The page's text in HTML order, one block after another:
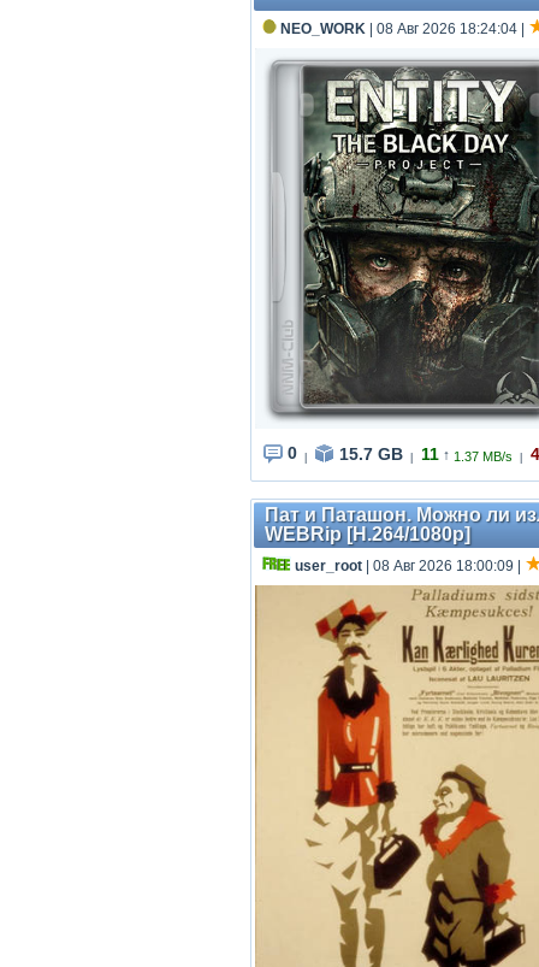
NEO_WORK | 08 Авг 2026 18:24:04
0 15.7 GB 11 ↑ 1.37 MB/s 4
Пат и Паташон. Можно ли
WEBRip [H.264/1080p]
user_root | 08 Авг 2026 18:00:09